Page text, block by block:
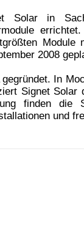
Solar in
2008
In
Signet
finden
und